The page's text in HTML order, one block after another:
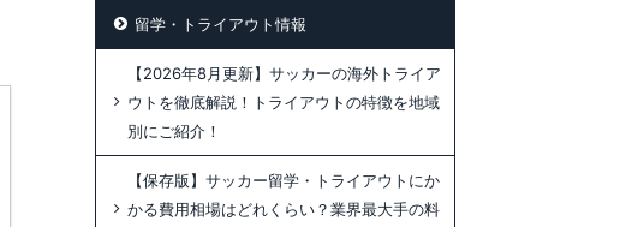
留学・トライアウト情報
【2026年8月更新】サッカーの海外トライア
ウトを徹底解説！トライアウトの特徴を地域
別にご紹介！
【保存版】サッカー留学・トライアウトにか
かる費用相場はどれくらい？業界最大手の料